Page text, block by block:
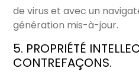
de virus et avec un
génération mis-à-jour.
5. PROPRIÉTÉ
CONTREFAÇONS.